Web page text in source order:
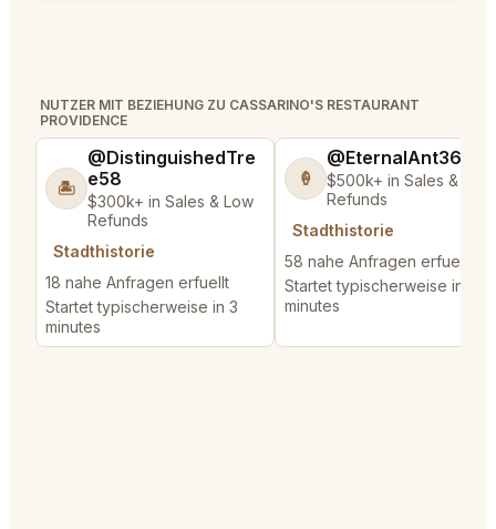
NUTZER MIT BEZIEHUNG ZU CASSARINO'S RESTAURANT
PROVIDENCE
🏝️
@DistinguishedTre
e58
$300k+ in Sales & Low
Refunds
Stadthistorie
18 nahe Anfragen erfuellt
Startet typischerweise in 3
minutes
🍦
@EternalAnt36
$500k+ in Sales & Low
Refunds
Stadthistorie
58 nahe Anfragen erfuellt
Startet typischerweise in 10
minutes